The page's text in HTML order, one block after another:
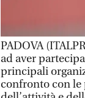
PADOVA
ad aver
principali
confronto con le